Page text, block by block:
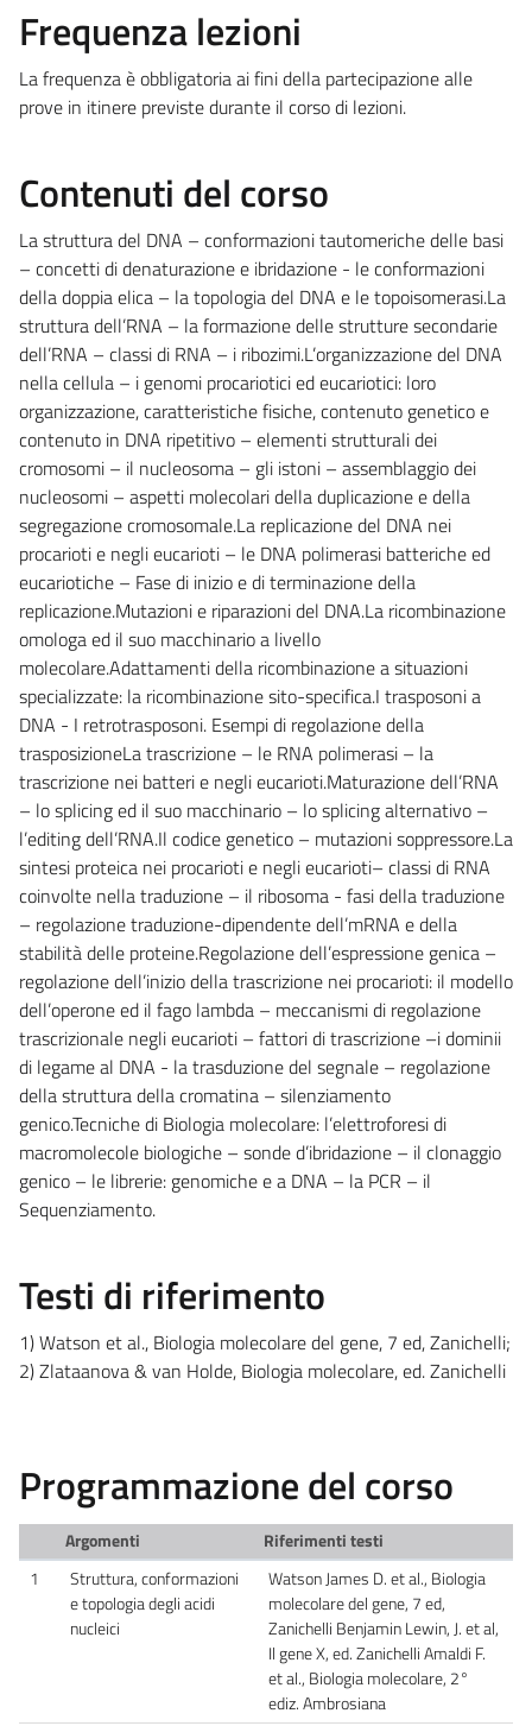
Frequenza lezioni
La frequenza è obbligatoria ai fini della partecipazione alle
prove in itinere previste durante il corso di lezioni.
Contenuti del corso
La struttura del DNA – conformazioni tautomeriche delle basi
– concetti di denaturazione e ibridazione - le conformazioni
della doppia elica – la topologia del DNA e le topoisomerasi.La
struttura dell’RNA – la formazione delle strutture secondarie
dell’RNA – classi di RNA – i ribozimi.L’organizzazione del DNA
nella cellula – i genomi procariotici ed eucariotici: loro
organizzazione, caratteristiche fisiche, contenuto genetico e
contenuto in DNA ripetitivo – elementi strutturali dei
cromosomi – il nucleosoma – gli istoni – assemblaggio dei
nucleosomi – aspetti molecolari della duplicazione e della
segregazione cromosomale.La replicazione del DNA nei
procarioti e negli eucarioti – le DNA polimerasi batteriche ed
eucariotiche – Fase di inizio e di terminazione della
replicazione.Mutazioni e riparazioni del DNA.La ricombinazione
omologa ed il suo macchinario a livello
molecolare.Adattamenti della ricombinazione a situazioni
specializzate: la ricombinazione sito-specifica.I trasposoni a
DNA - I retrotrasposoni. Esempi di regolazione della
trasposizioneLa trascrizione – le RNA polimerasi – la
trascrizione nei batteri e negli eucarioti.Maturazione dell’RNA
– lo splicing ed il suo macchinario – lo splicing alternativo –
l’editing dell’RNA.Il codice genetico – mutazioni soppressore.La
sintesi proteica nei procarioti e negli eucarioti– classi di RNA
coinvolte nella traduzione – il ribosoma - fasi della traduzione
– regolazione traduzione-dipendente dell’mRNA e della
stabilità delle proteine.Regolazione dell’espressione genica –
regolazione dell’inizio della trascrizione nei procarioti: il modello
dell’operone ed il fago lambda – meccanismi di regolazione
trascrizionale negli eucarioti – fattori di trascrizione –i dominii
di legame al DNA - la trasduzione del segnale – regolazione
della struttura della cromatina – silenziamento
genico.Tecniche di Biologia molecolare: l’elettroforesi di
macromolecole biologiche – sonde d’ibridazione – il clonaggio
genico – le librerie: genomiche e a DNA – la PCR – il
Sequenziamento.
Testi di riferimento
1) Watson et al., Biologia molecolare del gene, 7 ed, Zanichelli;
2) Zlataanova & van Holde, Biologia molecolare, ed. Zanichelli
Programmazione del corso
Argomenti
Riferimenti testi
1
Struttura, conformazioni
e topologia degli acidi
nucleici
Watson James D. et al., Biologia
molecolare del gene, 7 ed,
Zanichelli Benjamin Lewin, J. et al,
Il gene X, ed. Zanichelli Amaldi F.
et al., Biologia molecolare, 2°
ediz. Ambrosiana